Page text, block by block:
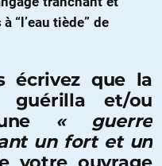
“l’eau tiède” de
écrivez que la
guérilla et/ou
« guerre
un fort et un